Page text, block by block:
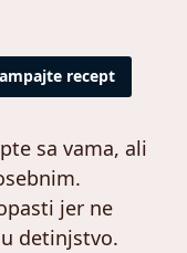
recept
sa vama, ali
jer ne
detinjstvo.